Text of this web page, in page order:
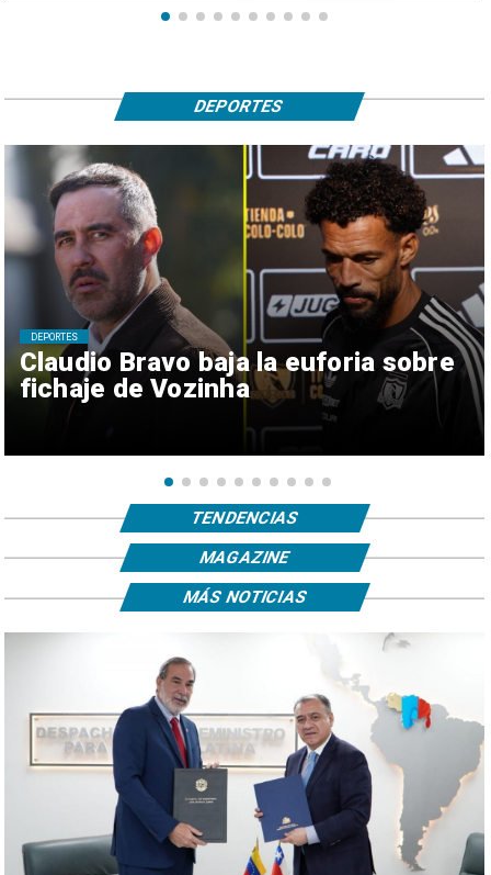
Claudio Bravo baja la euforia sobre
fichaje de Vozinha
DEPORTES
DEPORTES
TENDENCIAS
MAGAZINE
MÁS NOTICIAS